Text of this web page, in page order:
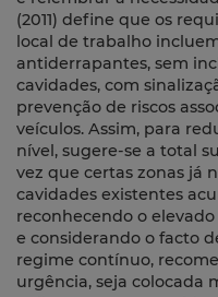
(2011) define que os
local de trabalho
antiderrapantes, sem
cavidades, com
prevenção de riscos
veículos. Assim, para
nível, sugere-se a total
vez que certas zonas já
cavidades existentes
reconhecendo o
e considerando o facto
regime contínuo,
urgência, seja colocada